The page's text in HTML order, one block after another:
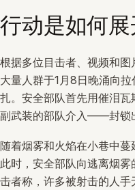
行动是如何展
根据多位目击者、视频和图
大量人群于1月8日晚涌向
扎。安全部队首先用催泪
副武装的部队介入——封锁
随着烟雾和火焰在小巷中蔓
此时，安全部队向逃离烟
击者称，许多被射击的人